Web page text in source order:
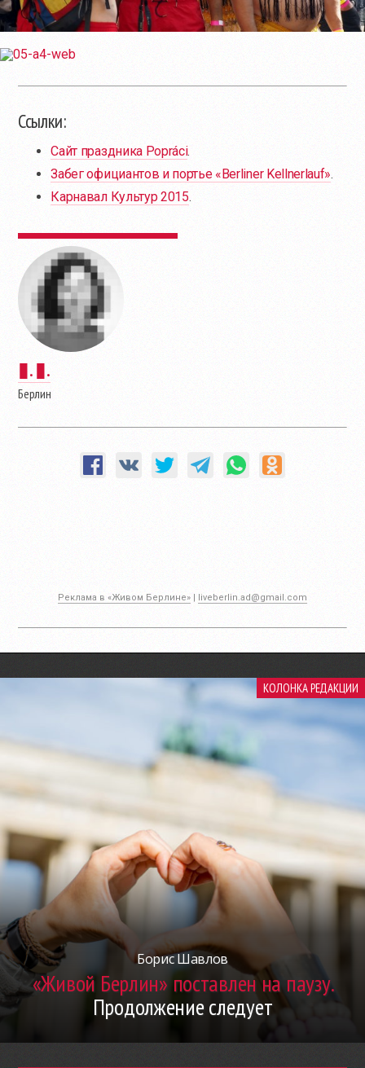
Ссылки:
Сайт праздника Popráci.
Забег официантов и портье «Berliner Kellnerlauf».
Карнавал Культур 2015.
▮. ▮.
Берлин
Реклама в «Живом Берлине» | liveberlin.ad@gmail.com
КОЛОНКА РЕДАКЦИИ
Борис Шавлов
«Живой Берлин» поставлен на паузу.
Продолжение следует